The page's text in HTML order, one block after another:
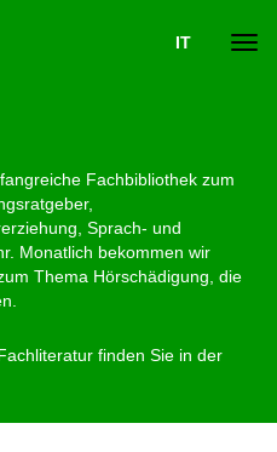
IT
Fachbibliothek zum
Sprach- und
Monatlich bekommen wir
Thema Hörschädigung, die
finden Sie in der